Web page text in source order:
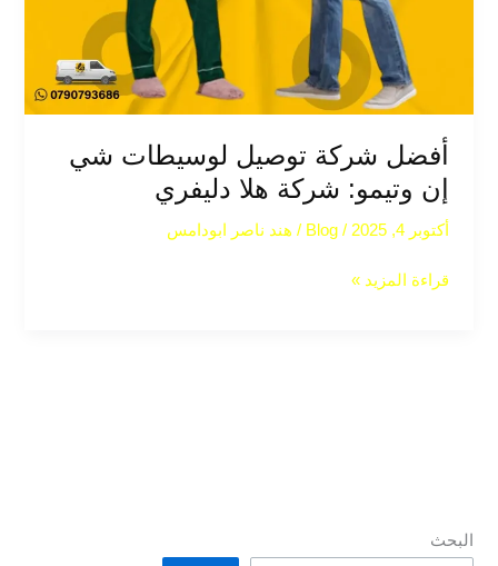
أفضل شركة توصيل لوسيطات شي
إن وتيمو: شركة هلا دليفري
أكتوبر 4, 2025 /
Blog
/ هند ناصر ابودامس
قراءة المزيد »
البحث